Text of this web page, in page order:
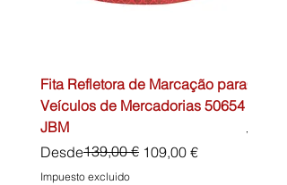
Fita Refletora de Marcação para
Veículos de Mercadorias 50654
JBM
Desde
Precio139,00 € 109,00 €
Precio de oferta
Impuesto excluido
Precio
45,00 €